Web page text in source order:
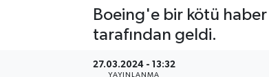
Boeing'e bir kötü
tarafından geldi.
27.03.2024 - 13:32
YAYINLANMA